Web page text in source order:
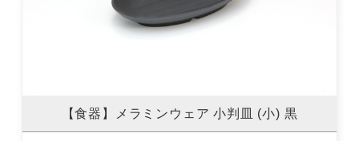
【食器】メラミンウェア 小判皿 (小) 黒